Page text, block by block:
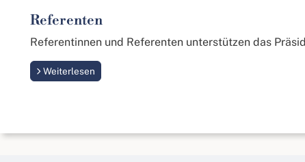
Referenten
Referentinnen und Referenten unterstützen das
Weiterlesen